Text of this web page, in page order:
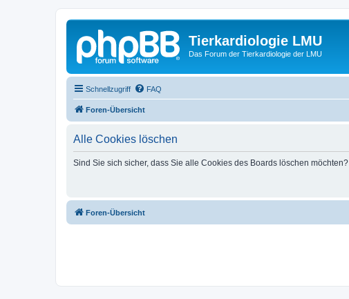
Tierkardiologie LMU
Das Forum der Tierkardiologie der LMU
Schnellzugriff FAQ
Foren-Übersicht
Alle Cookies löschen
Sind Sie sich sicher, dass Sie alle Cookies des Boards löschen möchten?
Foren-Übersicht